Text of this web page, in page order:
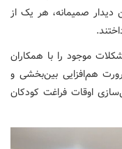
صمیمانه، هر یک از
موجود را با همکاران
هم‌افزایی بین‌بخشی و
اوقات فراغت کودکان